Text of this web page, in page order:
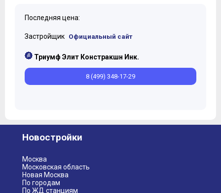
Последняя цена:
Застройщик Официальный сайт
Триумф Элит Констракшн Инк.
8 (499) 348-17-29
Новостройки
Москва
Московская область
Новая Москва
По городам
По ЖД станциям